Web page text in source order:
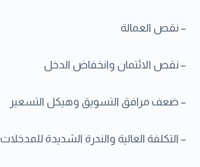
– نقص العمالة
– نقص الائتمان وانخفاض الدخل
– ضعف مرافق التسويق وهيكل التسعير
– التكلفة العالية والندرة الشديدة للمدخلات